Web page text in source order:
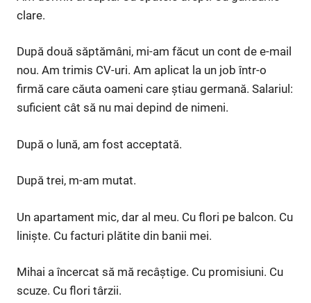
clare.
După două săptămâni, mi-am făcut un cont de e-mail
nou. Am trimis CV-uri. Am aplicat la un job într-o
firmă care căuta oameni care știau germană. Salariul:
suficient cât să nu mai depind de nimeni.
După o lună, am fost acceptată.
După trei, m-am mutat.
Un apartament mic, dar al meu. Cu flori pe balcon. Cu
liniște. Cu facturi plătite din banii mei.
Mihai a încercat să mă recâștige. Cu promisiuni. Cu
scuze. Cu flori târzii.